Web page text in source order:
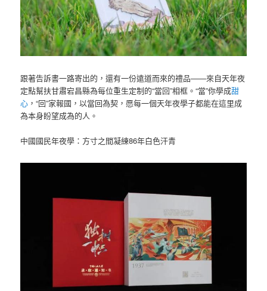
跟著告訴書一路寄出的，還有一份遠道而來的禮品——來自天年夜
定點幫扶甘肅宕昌縣為每位重生定制的“當回”相框。“當”你學成甜
心 ，“回”家報國，以當回為契，愿每一個天年夜學子都能在這里成
為本身盼望成為的人。
中國國民年夜學：方寸之間凝練86年白色汗青